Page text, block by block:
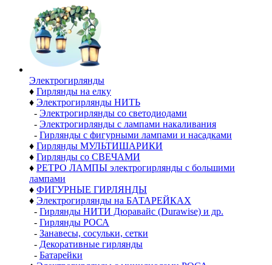
Электро­гирлянды
♦ Гирлянды на елку
♦ Электрогирлянды НИТЬ
- Электрогирлянды со светодиодами
- Электрогирлянды с лампами накаливания
- Гирлянды с фигурными лампами и насадками
♦ Гирлянды МУЛЬТИШАРИКИ
♦ Гирлянды со СВЕЧАМИ
♦ РЕТРО ЛАМПЫ электрогирлянды с большими
лампами
♦ ФИГУРНЫЕ ГИРЛЯНДЫ
♦ Электрогирлянды на БАТАРЕЙКАХ
- Гирлянды НИТИ Дюравайс (Durawise) и др.
- Гирлянды РОСА
- Занавесы, сосульки, сетки
- Декоративные гирлянды
- Батарейки